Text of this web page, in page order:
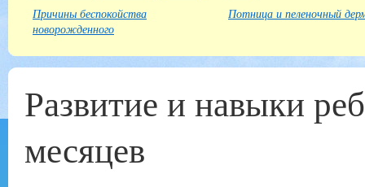
Причины беспокойства
новорожденного
Потница и пеленочный
Развитие и навыки
месяцев